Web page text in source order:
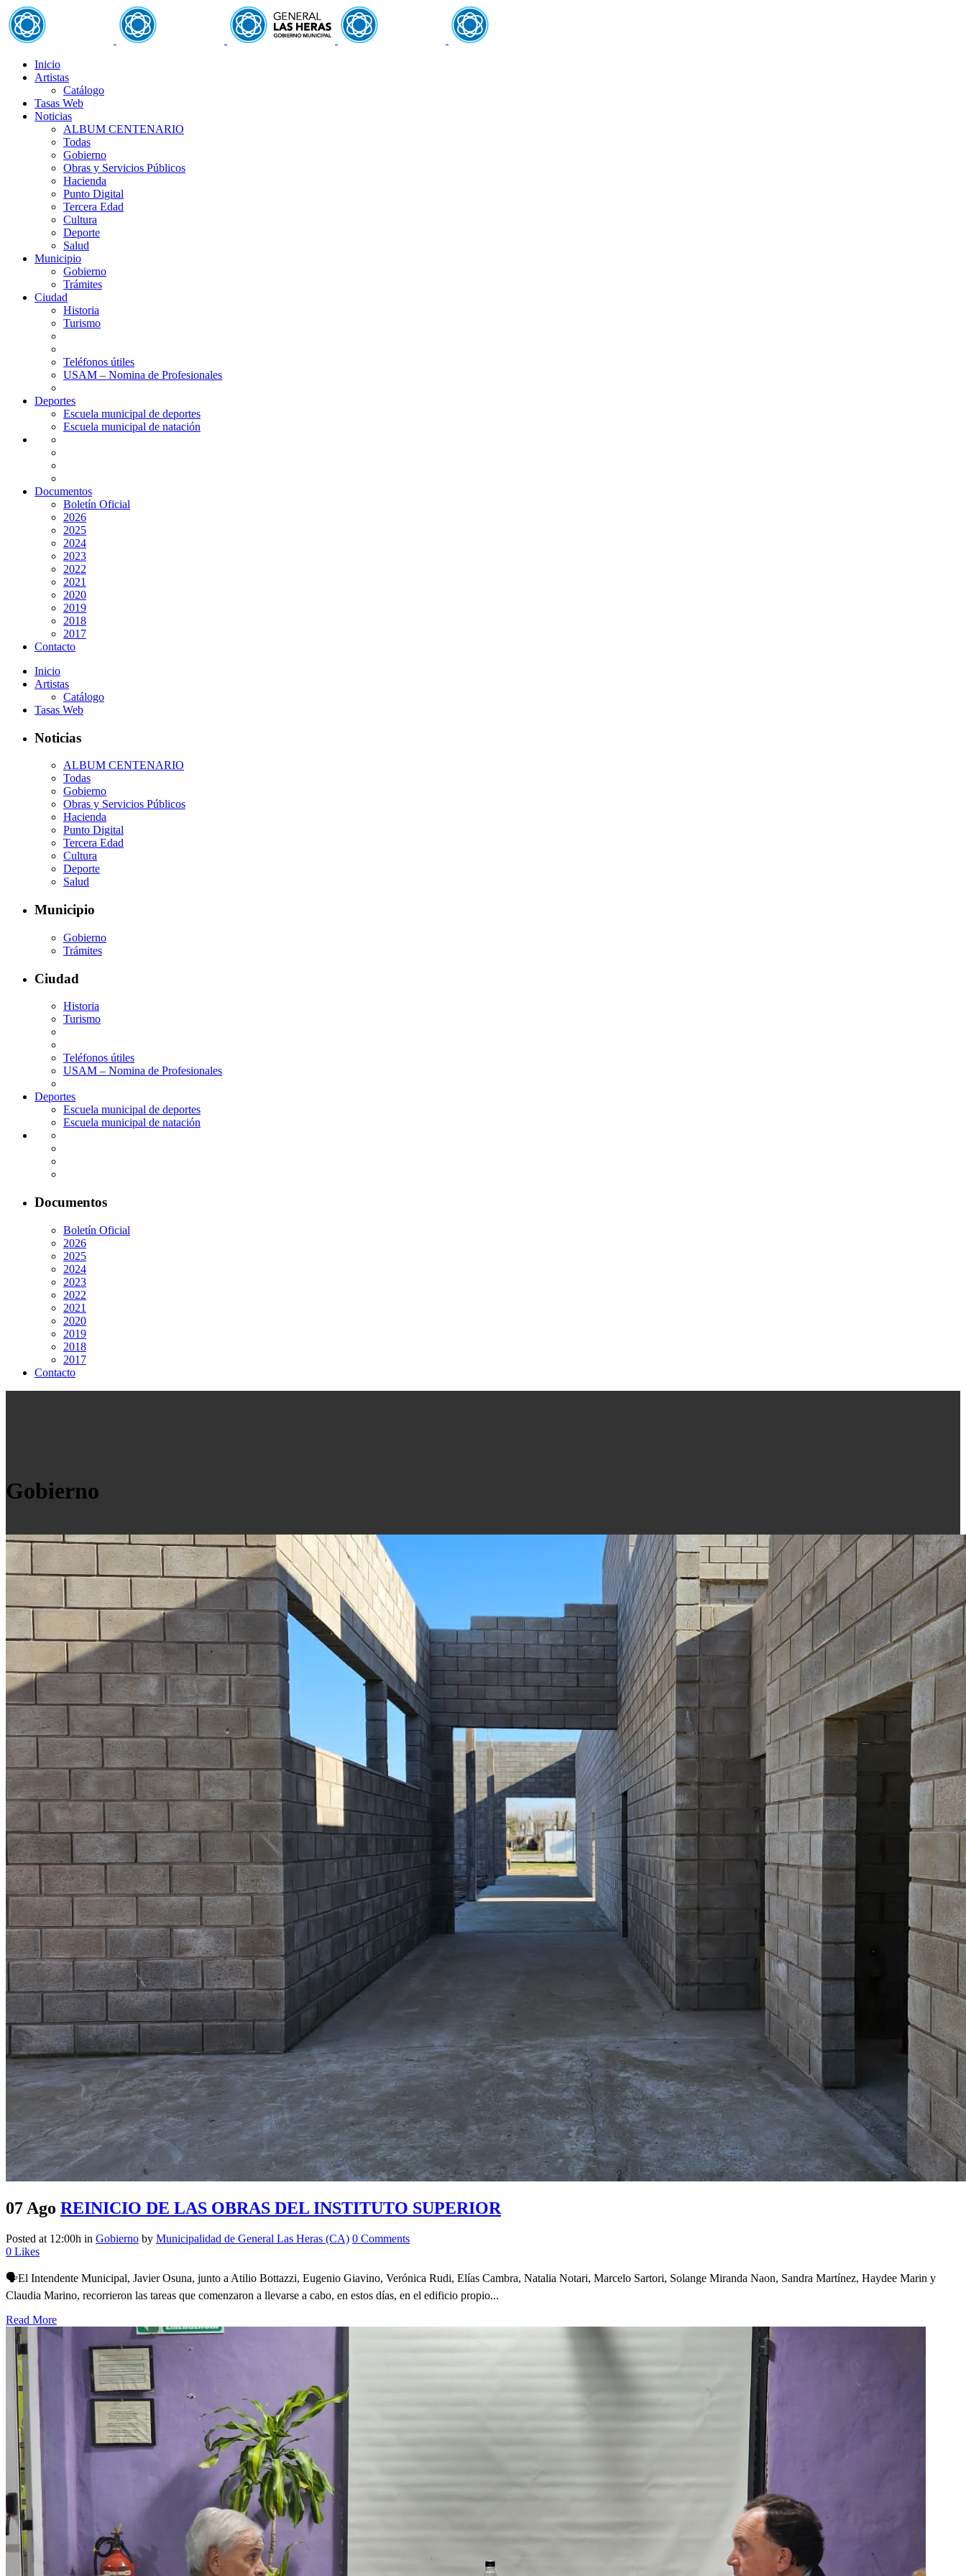
Inicio
Artistas
Catálogo
Tasas Web
Noticias
ALBUM CENTENARIO
Todas
Gobierno
Obras y Servicios Públicos
Hacienda
Punto Digital
Tercera Edad
Cultura
Deporte
Salud
Municipio
Gobierno
Trámites
Ciudad
Historia
Turismo
Teléfonos útiles
USAM – Nomina de Profesionales
Deportes
Escuela municipal de deportes
Escuela municipal de natación
Documentos
Boletín Oficial
2026
2025
2024
2023
2022
2021
2020
2019
2018
2017
Contacto
Inicio
Artistas
Catálogo
Tasas Web
Noticias
ALBUM CENTENARIO
Todas
Gobierno
Obras y Servicios Públicos
Hacienda
Punto Digital
Tercera Edad
Cultura
Deporte
Salud
Municipio
Gobierno
Trámites
Ciudad
Historia
Turismo
Teléfonos útiles
USAM – Nomina de Profesionales
Deportes
Escuela municipal de deportes
Escuela municipal de natación
Documentos
Boletín Oficial
2026
2025
2024
2023
2022
2021
2020
2019
2018
2017
Contacto
Gobierno
07 Ago REINICIO DE LAS OBRAS DEL INSTITUTO SUPERIOR
Posted at 12:00h in Gobierno by Municipalidad de General Las Heras (CA) 0 Comments
0 Likes
🗣El Intendente Municipal, Javier Osuna, junto a Atilio Bottazzi, Eugenio Giavino, Verónica Rudi, Elías Cambra, Natalia Notari, Marcelo Sartori, Solange Miranda Naon, Sandra Martínez, Haydee Marin y
Claudia Marino, recorrieron las tareas que comenzaron a llevarse a cabo, en estos días, en el edificio propio...
Read More